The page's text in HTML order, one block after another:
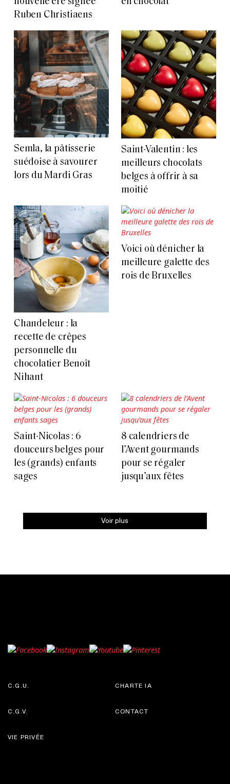
Ruben Christiaens
Semla, la pâtisserie
suédoise à savourer
lors du Mardi Gras
Saint-Valentin : les
meilleurs chocolats
belges à offrir à sa
moitié
Chandeleur : la
recette de crêpes
personnelle du
chocolatier Benoît
Nihant
Voici où dénicher la
meilleure galette des
rois de Bruxelles
Saint-Nicolas : 6
douceurs belges pour
les (grands) enfants
sages
8 calendriers de
l’Avent gourmands
pour se régaler
jusqu’aux fêtes
Voir plus
C.G.U.
C.G.V.
CHARTE IA
CONTACT
VIE PRIVÉE